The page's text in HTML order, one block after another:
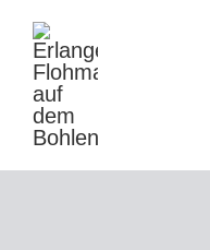
Zum
Inhalt
springen